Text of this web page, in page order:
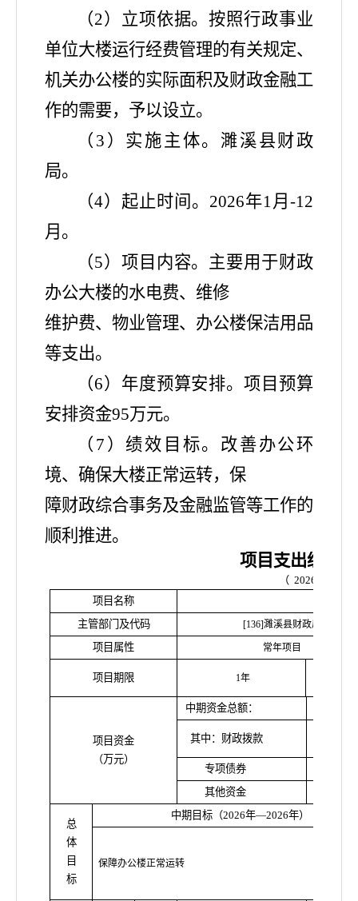
（2）立项依据。按照行政事业
单位大楼运行经费管理的有关规定、
机关办公楼的实际面积及财政金融工
作的需要，予以设立。
（ 3）实施主体。濉溪县财政
局。
（4）起止时间。2026年1月-12
月。
（5）项目内容。主要用于财政
办公大楼的水电费、维修
维护费、物业管理、办公楼保洁用品
等支出。
（6）年度预算安排。项目预算
安排资金95万元。
（ 7）绩效目标。改善办公环
境、确保大楼正常运转，保
障财政综合事务及金融监管等工作的
顺利推进。
项目支出绩效
（ 2026
项目名称
主管部门及代码 [136]濉溪县财政局
项目属性 常年项目
项目期限 1年
项目资金
（万元）
中期资金总额：
其中：财政拨款
专项债券
其他资金
总
体
目
标
中期目标（2026年—2026年）
保障办公楼正常运转